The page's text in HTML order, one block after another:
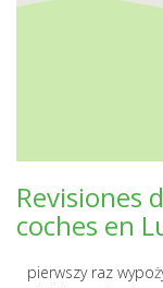
Revisiones
coches en
pierwszy raz